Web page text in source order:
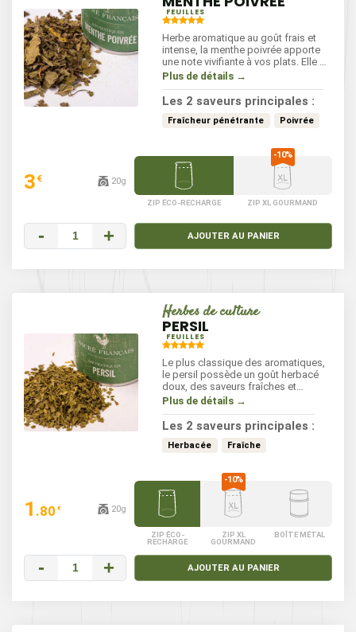
FEUILLES
Herbe aromatique au goût frais et
intense, la menthe poivrée apporte
une note vivifiante à vos plats. Elle se
distingue par son arôme mentholé et
rehausser vos recettes sans être
envahissante. Utilisez-la après la
cuisson dans les salades, les
rafraîchissante et pleine de saveurs.
Plus de détails →
Les 2 saveurs principales :
Fraîcheur pénétrante Poivrée
3 € 20g
ZIP ÉCO-RECHARGE ZIP XL GOURMAND
- + AJOUTER AU PANIER
Herbes de culture
PERSIL
FEUILLES
Le plus classique des aromatiques,
le persil possède un goût herbacé
doux, des saveurs fraîches et
poivrées. Sa texture croquante et sa
une touche de vitalité à vos recettes.
Idéal dans les salades, les sauces et
les plats mijotés, le persil se marie
Plus de détails →
Les 2 saveurs principales :
Herbacée Fraîche
1 .80 € 20g
ZIP ÉCO-
RECHARGE
ZIP XL
GOURMAND
BOÎTE MÉTAL
- + AJOUTER AU PANIER